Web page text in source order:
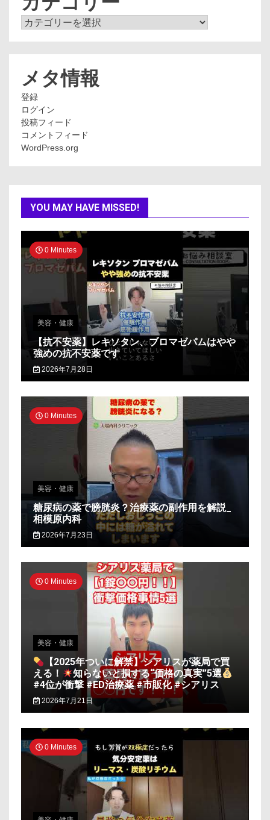
カ
メタ情報
登録
ログイン
投稿フィード
コメントフィード
WordPress.org
YOU MAY HAVE MISSED!
0 Minutes
美容・健康
【抗不安薬】レキソタン、ブロマゼパムはやや
強めの抗不安薬です
2026年7月28日
0 Minutes
美容・健康
糖尿病の薬で膀胱炎？治療薬の副作用を解説_
相模原内科
2026年7月23日
0 Minutes
美容・健康
【2025年ついに解禁】シアリスが薬局で買
える！
知らないと損する“価格の真実”5選
#4位が衝撃 #ED治療薬 #市販化 #シアリス
2026年7月21日
0 Minutes